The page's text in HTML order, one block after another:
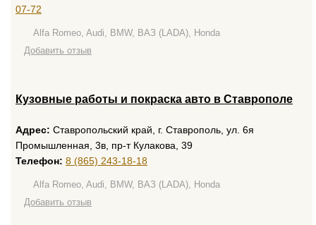
07-72
Alfa Romeo, Audi, BMW, ВАЗ (LADA), Honda
Добавить отзыв
Кузовные работы и покраска авто в Ставрополе
Адрес: Ставропольский край, г. Ставрополь, ул. 6я
Промышленная, 3в, пр-т Кулакова, 39
Телефон: 8 (865) 243-18-18
Alfa Romeo, Audi, BMW, ВАЗ (LADA), Honda
Добавить отзыв